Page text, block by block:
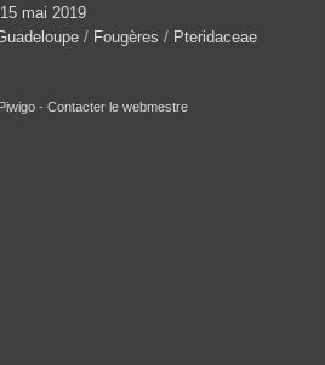
mai 2019
/ Fougères / Pteridaceae
Piwigo - Contacter le webmestre